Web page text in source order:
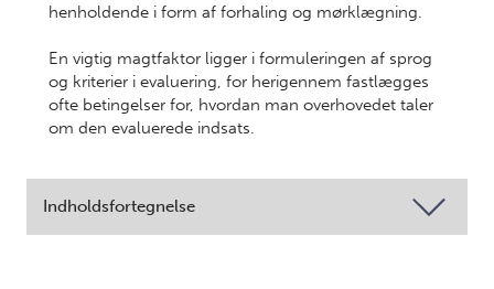
henholdende i form af forhaling og mørklægning.
En vigtig magtfaktor ligger i formuleringen af sprog
og kriterier i evaluering, for herigennem fastlægges
ofte betingelser for, hvordan man overhovedet taler
om den evaluerede indsats.
Indholdsfortegnelse